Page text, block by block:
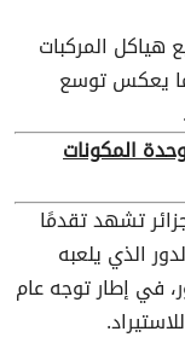
المركبات
يعكس توسع
المكونات
تشهد تقدمًا
الذي يلعبه
في إطار توجه عام